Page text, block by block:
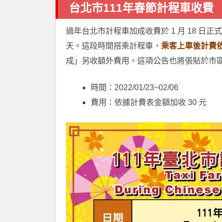
台北市111年春節計程車收費
過年台北市計程車加成收費於 1 月 18 日正
天。這段時間搭乘計程車， 乘客上車後計費
成」另收額外費用。這項公告也將張貼於市
時間：2022/01/23~02/06
費用：依據計費表金額加收 30 元